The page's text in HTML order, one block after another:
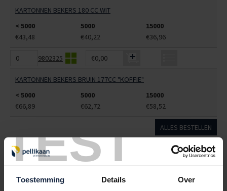
TEST
Toestemming Details Over
KARTONNEN BEKERS 180 CC WIT
< 5000
5000
15000
€43,48
€40,22 €36,96
9802325 €0,00
KARTONNEN BEKERS BRUIN 177CC "KOFFIE"
< 5000
5000
15000
€66,89
€62,72 €58,52
ALLES BESTELLEN
Hoe werkt een bestellijst?
Wanneer u bent ingelogd, kunt u een eigen bestellijst maken.
Gebruik bestel- en offertelijsten om eenvoudig en snel producten